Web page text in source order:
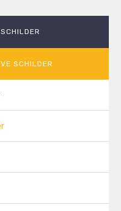
SCHILDER